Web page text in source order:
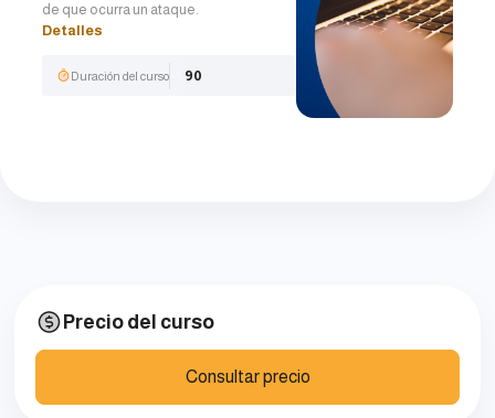
de que ocurra un ataque.
Detalles
Duración del curso 90
Precio del curso
Consultar precio